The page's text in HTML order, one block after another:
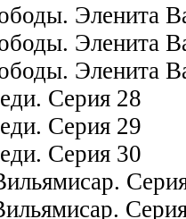
Эленита
Эленита
Эленита
Серия 28
Серия 29
Серия 30